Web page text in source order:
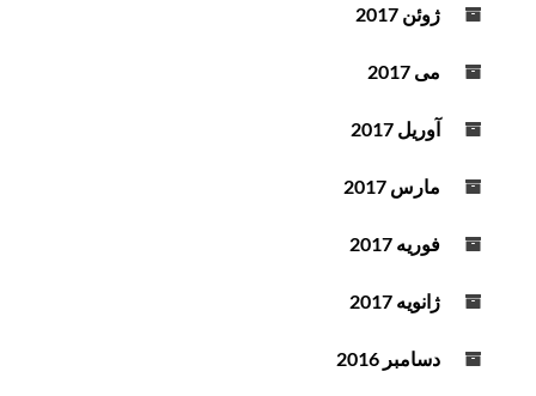
ژوئن 2017
می 2017
آوریل 2017
مارس 2017
فوریه 2017
ژانویه 2017
دسامبر 2016